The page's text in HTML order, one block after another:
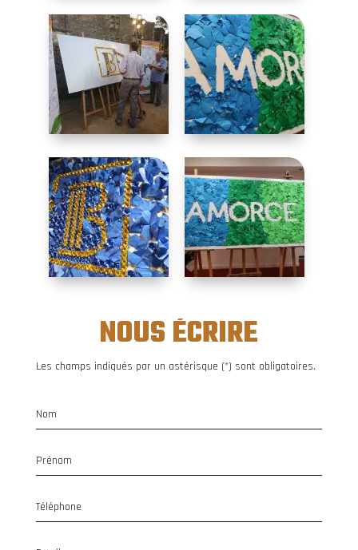
NOUS ÉCRIRE
Les champs indiqués par un astérisque (*) sont obligatoires.